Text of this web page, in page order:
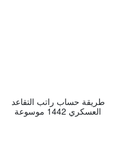
طريقة حساب راتب التقاعد
العسكري 1442 موسوعة